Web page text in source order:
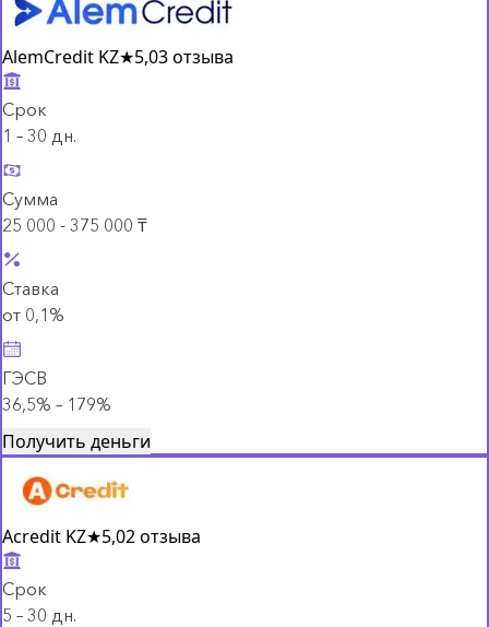
AlemCredit KZ★5,03 отзыва
Срок
1 – 30 дн.
Сумма
25 000 - 375 000 ₸
Ставка
от 0,1%
ГЭСВ
36,5% – 179%
Получить деньги
Acredit KZ★5,02 отзыва
Срок
5 – 30 дн.